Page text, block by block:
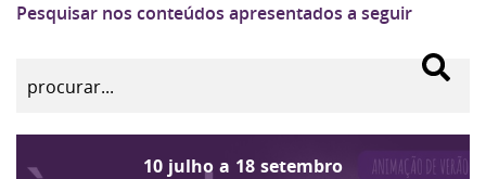
Pesquisar nos conteúdos apresentados a seguir
10 julho a 18 setembro